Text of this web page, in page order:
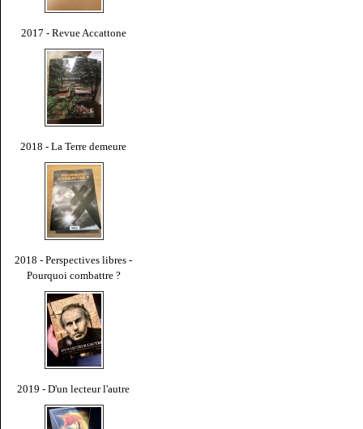
2017 - Revue Accattone
2018 - La Terre demeure
2018 - Perspectives libres -
Pourquoi combattre ?
2019 - D'un lecteur l'autre